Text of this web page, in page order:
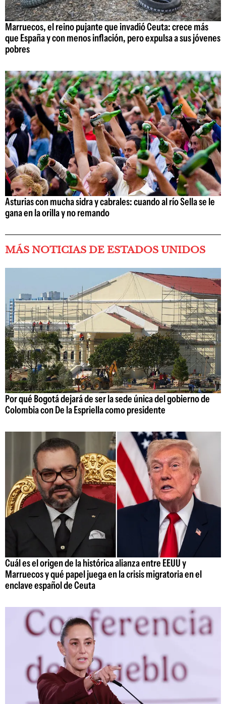
Marruecos, el reino pujante que invadió Ceuta: crece más
que España y con menos inflación, pero expulsa a sus jóvenes
pobres
Asturias con mucha sidra y cabrales: cuando al río Sella se le
gana en la orilla y no remando
MÁS NOTICIAS DE ESTADOS UNIDOS
Por qué Bogotá dejará de ser la sede única del gobierno de
Colombia con De la Espriella como presidente
Cuál es el origen de la histórica alianza entre EEUU y
Marruecos y qué papel juega en la crisis migratoria en el
enclave español de Ceuta